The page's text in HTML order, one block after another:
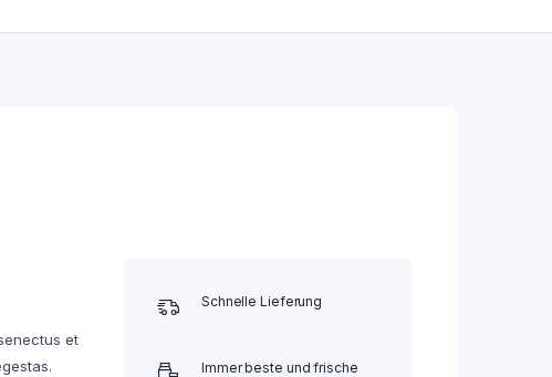
et
Schnelle Lieferung
Immer beste und frische